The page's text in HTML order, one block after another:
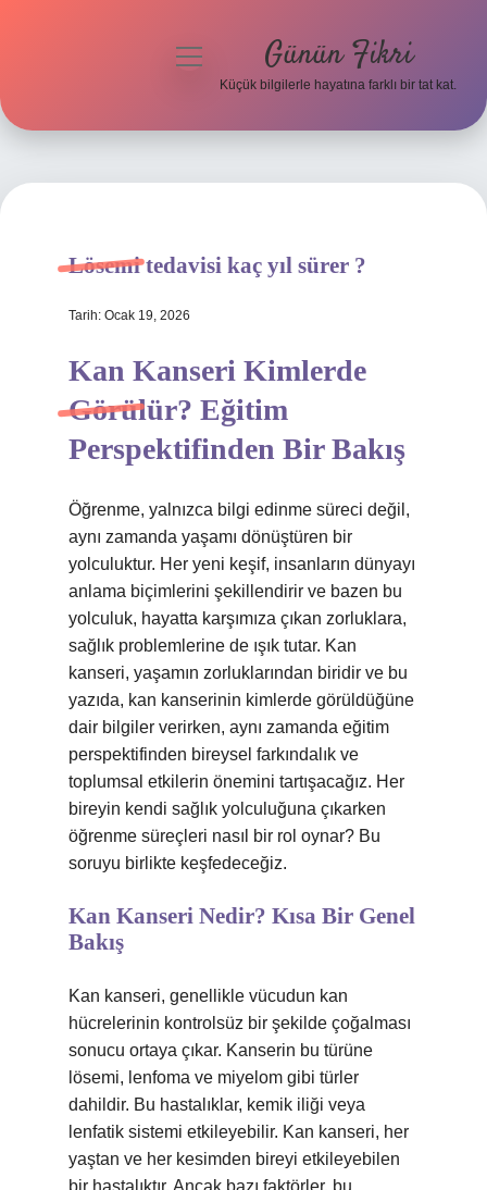
Hakkımızda
menüyü
Günün Fikri
Küçük bilgilerle hayatına farklı bir tat kat.
Lösemi tedavisi kaç yıl sürer ?
Tarih: Ocak 19, 2026
Kan Kanseri Kimlerde
Görülür? Eğitim
Perspektifinden Bir Bakış
Öğrenme, yalnızca bilgi edinme süreci değil,
aynı zamanda yaşamı dönüştüren bir
yolculuktur. Her yeni keşif, insanların dünyayı
anlama biçimlerini şekillendirir ve bazen bu
yolculuk, hayatta karşımıza çıkan zorluklara,
sağlık problemlerine de ışık tutar. Kan
kanseri, yaşamın zorluklarından biridir ve bu
yazıda, kan kanserinin kimlerde görüldüğüne
dair bilgiler verirken, aynı zamanda eğitim
perspektifinden bireysel farkındalık ve
toplumsal etkilerin önemini tartışacağız. Her
bireyin kendi sağlık yolculuğuna çıkarken
öğrenme süreçleri nasıl bir rol oynar? Bu
soruyu birlikte keşfedeceğiz.
Kan Kanseri Nedir? Kısa Bir Genel
Bakış
Kan kanseri, genellikle vücudun kan
hücrelerinin kontrolsüz bir şekilde çoğalması
sonucu ortaya çıkar. Kanserin bu türüne
lösemi, lenfoma ve miyelom gibi türler
dahildir. Bu hastalıklar, kemik iliği veya
lenfatik sistemi etkileyebilir. Kan kanseri, her
yaştan ve her kesimden bireyi etkileyebilen
bir hastalıktır. Ancak bazı faktörler, bu